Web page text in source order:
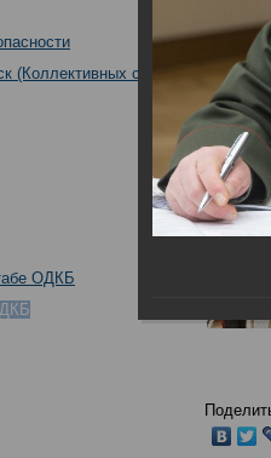
(Коллективных сил)
ОДКБ